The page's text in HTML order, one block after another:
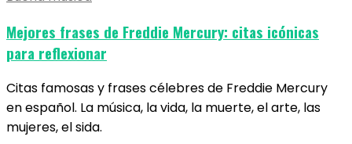
Mejores frases de Freddie Mercury: citas icónicas
para reflexionar
Citas famosas y frases célebres de Freddie Mercury
en español. La música, la vida, la muerte, el arte, las
mujeres, el sida.